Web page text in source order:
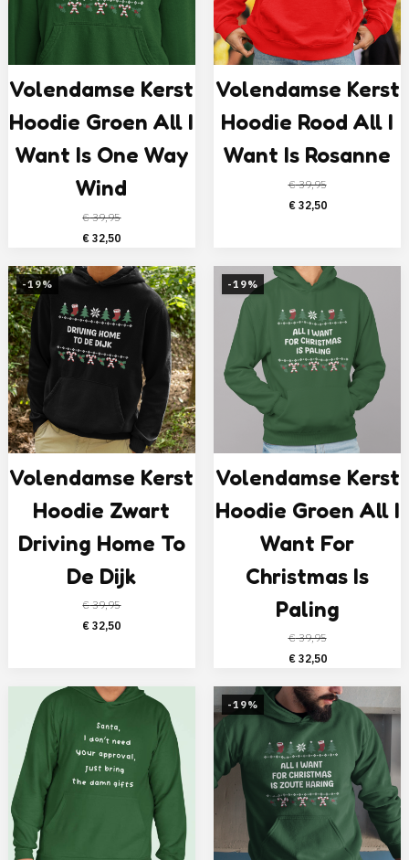
Volendamse Kerst
Hoodie Groen All I
Want Is One Way
Wind
€39,95
Oorspronkelijke
was:
€ 39,95.
€ 32,50Huidige
is:
€ 32,50.
Volendamse Kerst
Hoodie Rood All I
Want Is Rosanne
€39,95
Oorspronkelijke
€ 39,95.
€32,50Huidige
€ 32,50.
-19%
Volendamse Kerst
Hoodie Zwart
Driving Home To
De Dijk
€39,95
Oorspronkelijke
€ 39,95.
€ 32,50Huidige
€ 32,50.
-19%
Volendamse Kerst
Hoodie Groen All I
Want For
Christmas Is
Paling
€39,95
Oorspronkelijke
was:
€ 39,95.
€32,50Huidige
is:
€ 32,50.
-19%